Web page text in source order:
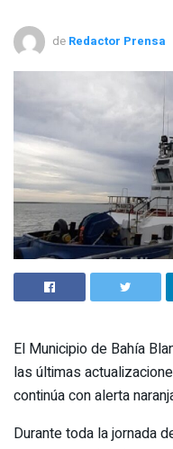
de Redactor Prensa
El Municipio de Bahía
las últimas
continúa con alerta
Durante toda la jornada